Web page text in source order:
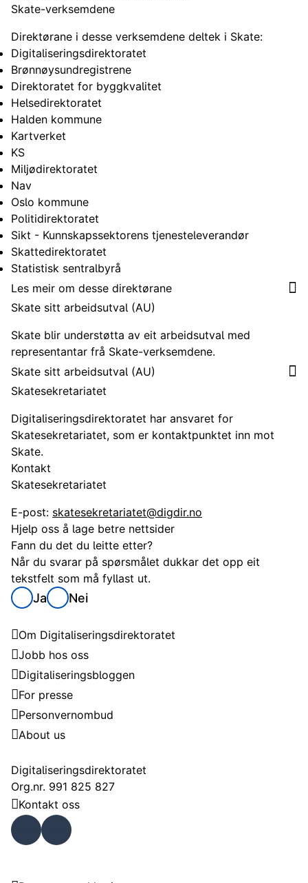
Skate-verksemdene
Direktørane i desse verksemdene deltek i Skate:
Digitaliseringsdirektoratet
Brønnøysundregistrene
Direktoratet for byggkvalitet
Helsedirektoratet
Halden kommune
Kartverket
KS
Miljødirektoratet
Nav
Oslo kommune
Politidirektoratet
Sikt - Kunnskapssektorens tjenesteleverandør
Skattedirektoratet
Statistisk sentralbyrå
Les meir om desse direktørane
Skate sitt arbeidsutval (AU)
Skate blir understøtta av eit arbeidsutval med
representantar frå Skate-verksemdene.
Skate sitt arbeidsutval (AU)
Skatesekretariatet
Digitaliseringsdirektoratet har ansvaret for
Skatesekretariatet, som er kontaktpunktet inn mot
Skate.
Kontakt
Skatesekretariatet
E-post: skatesekretariatet@digdir.no
Hjelp oss å lage betre nettsider
Fann du det du leitte etter?
Når du svarar på spørsmålet dukkar det opp eit
tekstfelt som må fyllast ut.
Ja Nei
Om Digitaliseringsdirektoratet
Jobb hos oss
Digitaliseringsbloggen
For presse
Personvernombud
About us
Digitaliseringsdirektoratet
Org.nr. 991 825 827
Kontakt oss
Faceb